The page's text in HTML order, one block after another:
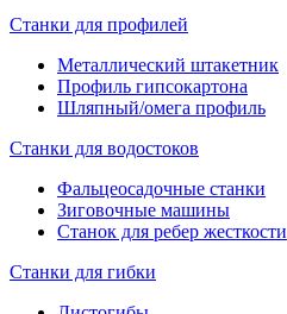
Станки для профилей
Металлический штакетник
Профиль гипсокартона
Шляпный/омега профиль
Станки для водостоков
Фальцеосадочные станки
Зиговочные машины
Станок для ребер жесткости
Станки для гибки